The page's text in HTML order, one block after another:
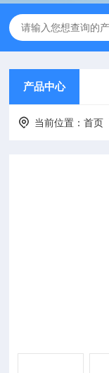
产品中心
当前位置：首页